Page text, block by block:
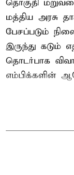
தொகுதி
மத்திய அரசு
பேசப்படும்
இருந்து கடும்
தொடர்பாக
எம்பிக்களின்